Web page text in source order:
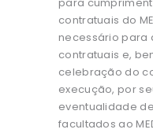
contratuais do
necessário para
contratuais e,
celebração do
execução, por
eventualidade
facultados ao